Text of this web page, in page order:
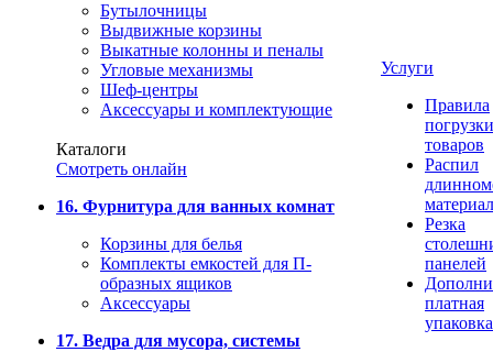
Бутылочницы
Выдвижные корзины
Выкатные колонны и пеналы
Угловые механизмы
Шеф-центры
Аксессуары и комплектующие
Каталоги
Смотреть онлайн
16. Фурнитура для ванных комнат
Корзины для белья
Комплекты емкостей для П-
образных ящиков
Аксессуары
17. Ведра для мусора, системы
Услуги
Правила
погрузки
товаров
Распил
Резка
панелей
платная
упаковка